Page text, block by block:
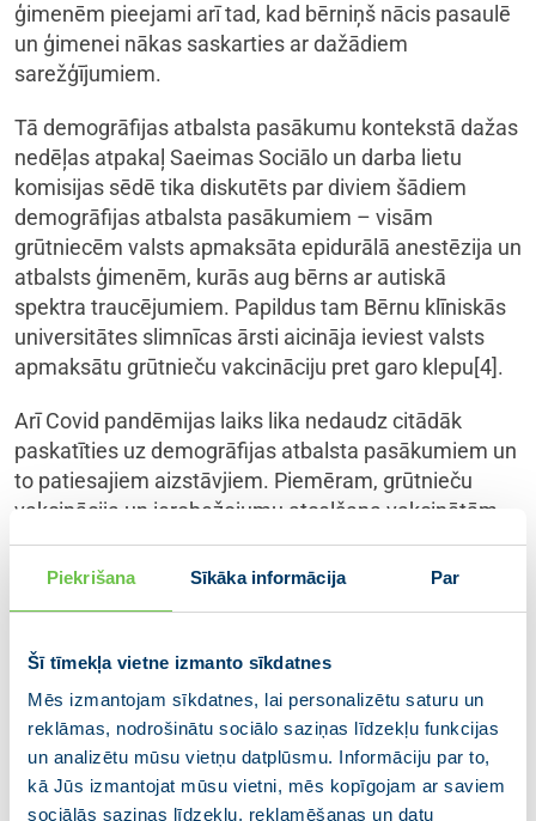
Piekrišana Sīkāka informācija Par
Šī tīmekļa vietne izmanto sīkdatnes
Mēs izmantojam sīkdatnes, lai personalizētu saturu un
reklāmas, nodrošinātu sociālo saziņas līdzekļu funkcijas
un analizētu mūsu vietņu datplūsmu. Informāciju par to,
kā Jūs izmantojat mūsu vietni, mēs kopīgojam ar saviem
sociālās saziņas līdzekļu, reklamēšanas un datu
ģimenēm pieejami arī tad, kad bērniņš nācis pasaulē
un ģimenei nākas saskarties ar dažādiem
sarežģījumiem.
Tā demogrāfijas atbalsta pasākumu kontekstā dažas
nedēļas atpakaļ Saeimas Sociālo un darba lietu
komisijas sēdē tika diskutēts par diviem šādiem
demogrāfijas atbalsta pasākumiem – visām
grūtniecēm valsts apmaksāta epidurālā anestēzija un
atbalsts ģimenēm, kurās aug bērns ar autiskā
spektra traucējumiem. Papildus tam Bērnu klīniskās
universitātes slimnīcas ārsti aicināja ieviest valsts
apmaksātu grūtnieču vakcināciju pret garo klepu[4].
Arī Covid pandēmijas laiks lika nedaudz citādāk
paskatīties uz demogrāfijas atbalsta pasākumiem un
to patiesajiem aizstāvjiem. Piemēram, grūtnieču
vakcinācija un ierobežojumu atcelšana vakcinētām
personām, apmeklējot medicīnas iestādes. Tā ir
neizdarība no Veselības ministrijas un ministra puses.
tas ir mazāk aktuāli, jo vakcinācija pieejama visiem
bez ierobežojuma. Taču joprojām tiek dzirdēti stāsti,
īpaši reģionos, ka grūtnieces netiek vakcinētas vai
netiek vakcinētas mammas, kas baro mazos ar krūti.
Tas nozīmē, ka Veselības ministrija nav veikusi
pietiekamu izskaidrojošo darbu. Pat nerunājot par to,